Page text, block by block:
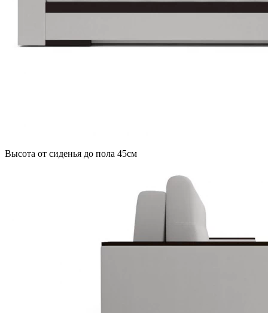
Высота от сиденья до пола 45см